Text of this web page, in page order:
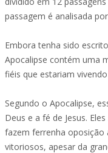
passagem é analisada
Embora tenha sido
Apocalipse contém uma
fiéis que estariam
Segundo o Apocalipse,
Deus e a fé de Jesus.
fazem ferrenha oposição
vitoriosos, apesar da